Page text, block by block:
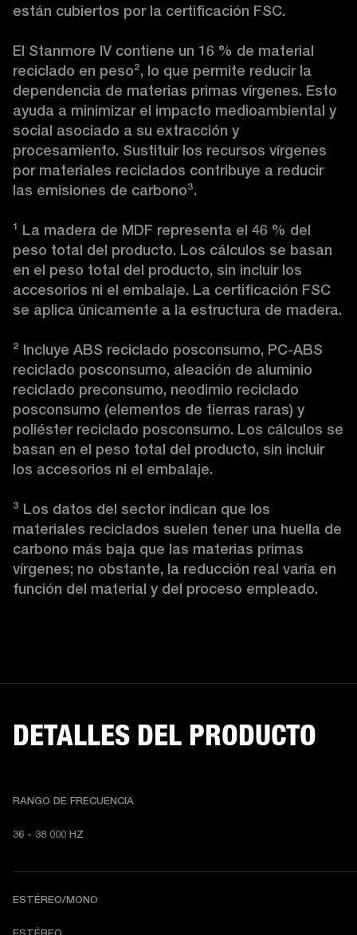
están cubiertos por la certificación FSC.
El Stanmore IV contiene un 16 % de material
reciclado en peso², lo que permite reducir la
dependencia de materias primas vírgenes. Esto
ayuda a minimizar el impacto medioambiental y
social asociado a su extracción y
procesamiento. Sustituir los recursos vírgenes
por materiales reciclados contribuye a reducir
las emisiones de carbono³.
¹ La madera de MDF representa el 46 % del
peso total del producto. Los cálculos se basan
en el peso total del producto, sin incluir los
accesorios ni el embalaje. La certificación FSC
se aplica únicamente a la estructura de madera.
² Incluye ABS reciclado posconsumo, PC-ABS
reciclado posconsumo, aleación de aluminio
reciclado preconsumo, neodimio reciclado
posconsumo (elementos de tierras raras) y
poliéster reciclado posconsumo. Los cálculos se
basan en el peso total del producto, sin incluir
los accesorios ni el embalaje.
³ Los datos del sector indican que los
materiales reciclados suelen tener una huella de
carbono más baja que las materias primas
vírgenes; no obstante, la reducción real varía en
función del material y del proceso empleado.
DETALLES DEL PRODUCTO
RANGO DE FRECUENCIA
36 - 38 000 HZ
ESTÉREO/MONO